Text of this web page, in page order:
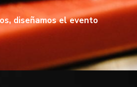
diseñamos el evento